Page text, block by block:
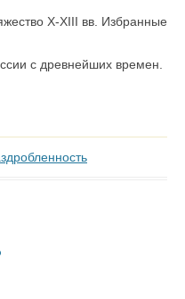
Х-ХIII вв. Избранные
с древнейших времен.